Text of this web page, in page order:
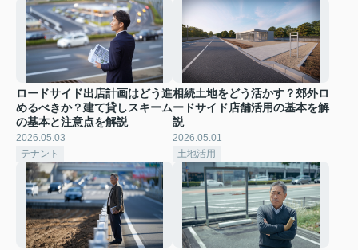
ロードサイド出店計画はどう進
めるべきか？建て貸しスキーム
の基本と注意点を解説
2026.05.03
テナント
相続土地をどう活かす？郊外ロ
ードサイド店舗活用の基本を解
説
2026.05.01
土地活用